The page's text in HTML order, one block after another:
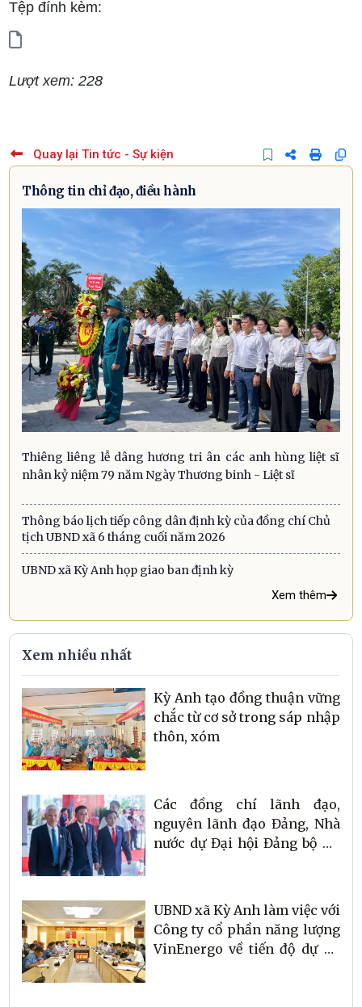
Tệp đính kèm:
Lượt xem: 228
Quay lại Tin tức - Sự kiện
Thông tin chỉ đạo, điều hành
Thiêng liêng lễ dâng hương tri ân các anh hùng liệt sĩ
nhân kỷ niệm 79 năm Ngày Thương binh - Liệt sĩ
Thông báo lịch tiếp công dân định kỳ của đồng chí Chủ
tịch UBND xã 6 tháng cuối năm 2026
UBND xã Kỳ Anh họp giao ban định kỳ
Xem thêm
Xem nhiều nhất
Kỳ Anh tạo đồng thuận vững
chắc từ cơ sở trong sáp nhập
thôn, xóm
Các đồng chí lãnh đạo,
nguyên lãnh đạo Đảng, Nhà
nước dự Đại hội Đảng bộ Hà
UBND xã Kỳ Anh làm việc với
Công ty cổ phần năng lượng
VinEnergo về tiến độ dự án